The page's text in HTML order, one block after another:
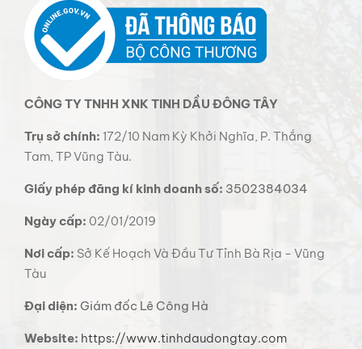
CÔNG TY TNHH XNK TINH DẦU ĐÔNG TÂY
Trụ sở chính: 172/10 Nam Kỳ Khởi Nghĩa, P. Thắng
Tam, TP Vũng Tàu.
Giấy phép đăng kí kinh doanh số: 3502384034
Ngày cấp: 02/01/2019
Nơi cấp: Sở Kế Hoạch Và Đầu Tư Tỉnh Bà Rịa - Vũng
Tàu
Đại diện: Giám đốc Lê Công Hà
Website: https://www.tinhdaudongtay.com